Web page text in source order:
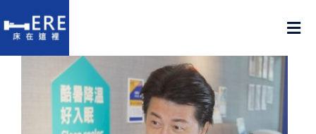
to
content
認識床在這裡
產品在這裡